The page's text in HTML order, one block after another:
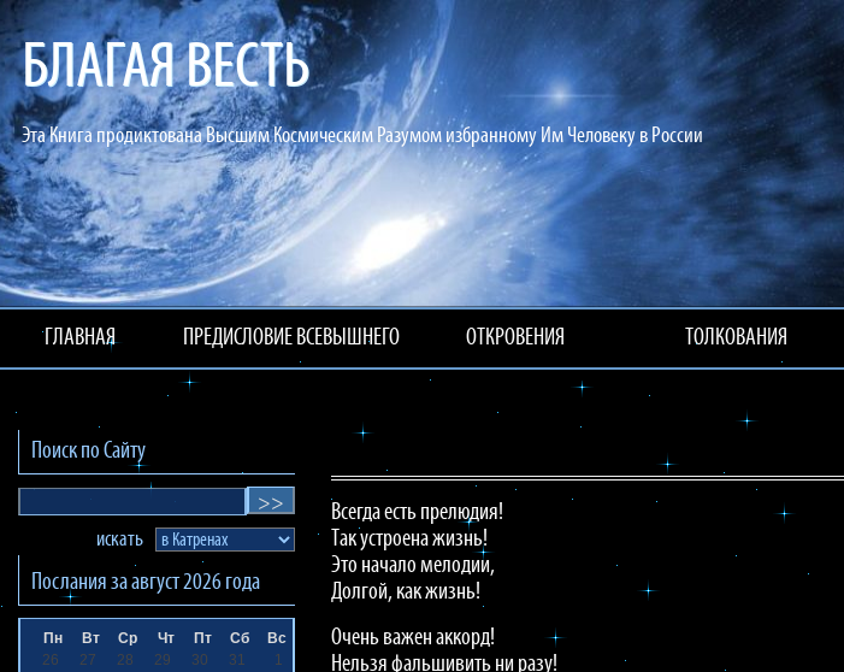
БЛАГАЯ ВЕСТЬ
Эта Книга продиктована Высшим Космическим Разумом избранному Им Человеку в России
ГЛАВНАЯ ПРЕДИСЛОВИЕ ВСЕВЫШНЕГО ОТКРОВЕНИЯ ТОЛКОВАНИЯ
Поиск по Сайту
искать
Послания заавгуст 2026 года
Пн Вт Ср Чт Пт Сб
Вс
26
27 28 29 30 31
1
Всегда есть прелюдия!
Так устроена жизнь!
Это начало мелодии,
Долгой, как жизнь!
Очень важен аккорд!
Нельзя фальшивить ни разу!